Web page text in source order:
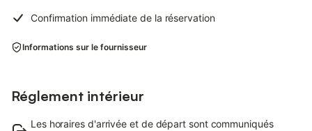
Confirmation immédiate de la réservation
Informations sur le fournisseur
Réglement intérieur
Les horaires d'arrivée et de départ sont communiqués